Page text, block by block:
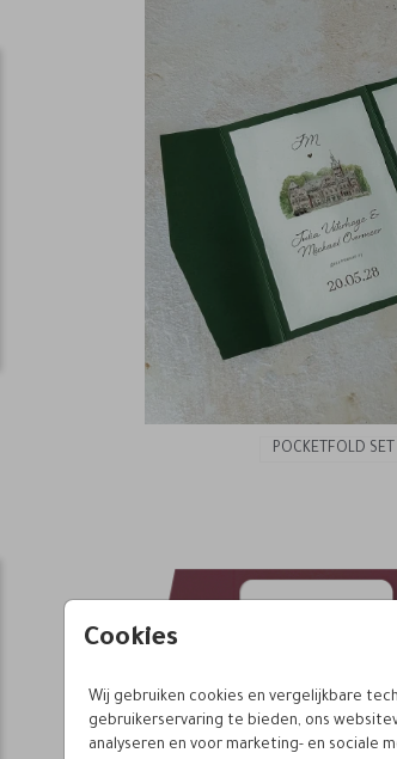
Cookies
Wij gebruiken cookies en vergelijkbare
gebruikerservaring te bieden, ons
analyseren en voor marketing- en sociale
POCKETFOLD